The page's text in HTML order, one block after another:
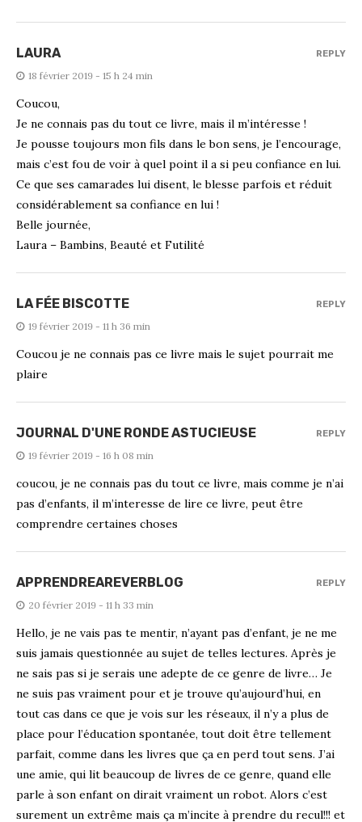
LAURA
18 février 2019 - 15 h 24 min
Coucou,
Je ne connais pas du tout ce livre, mais il m’intéresse !
Je pousse toujours mon fils dans le bon sens, je l’encourage,
mais c’est fou de voir à quel point il a si peu confiance en lui.
Ce que ses camarades lui disent, le blesse parfois et réduit
considérablement sa confiance en lui !
Belle journée,
Laura – Bambins, Beauté et Futilité
REPLY
LA FÉE BISCOTTE
19 février 2019 - 11 h 36 min
Coucou je ne connais pas ce livre mais le sujet pourrait me
plaire
REPLY
JOURNAL D'UNE RONDE ASTUCIEUSE
19 février 2019 - 16 h 08 min
coucou, je ne connais pas du tout ce livre, mais comme je n’ai
pas d’enfants, il m’interesse de lire ce livre, peut être
comprendre certaines choses
REPLY
APPRENDREAREVERBLOG
20 février 2019 - 11 h 33 min
Hello, je ne vais pas te mentir, n’ayant pas d’enfant, je ne me
suis jamais questionnée au sujet de telles lectures. Après je
ne sais pas si je serais une adepte de ce genre de livre… Je
ne suis pas vraiment pour et je trouve qu’aujourd’hui, en
tout cas dans ce que je vois sur les réseaux, il n’y a plus de
place pour l’éducation spontanée, tout doit être tellement
parfait, comme dans les livres que ça en perd tout sens. J’ai
une amie, qui lit beaucoup de livres de ce genre, quand elle
parle à son enfant on dirait vraiment un robot. Alors c’est
surement un extrême mais ça m’incite à prendre du recul!!! et
REPLY